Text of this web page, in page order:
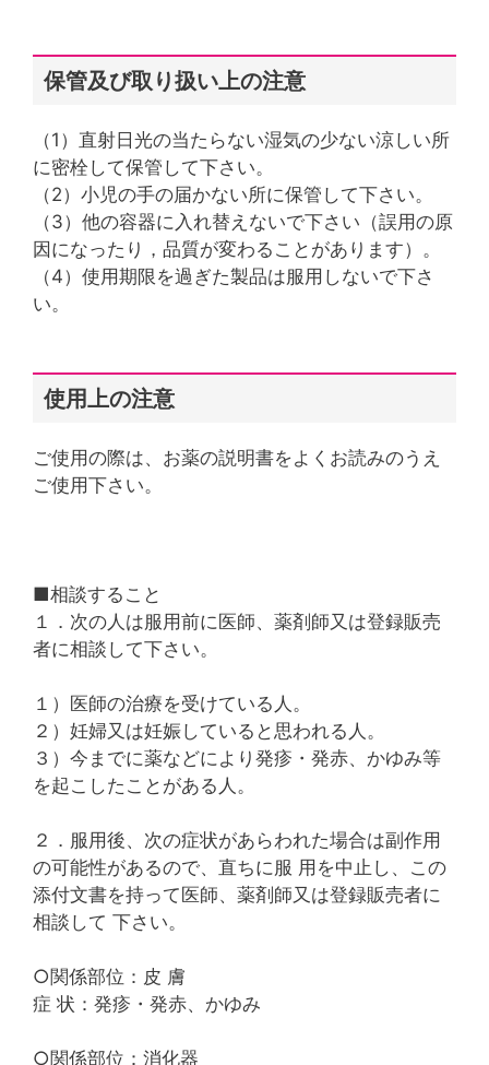
保管及び取り扱い上の注意
（1）直射日光の当たらない湿気の少ない涼しい所
に密栓して保管して下さい。
（2）小児の手の届かない所に保管して下さい。
（3）他の容器に入れ替えないで下さい（誤用の原
因になったり，品質が変わることがあります）。
（4）使用期限を過ぎた製品は服用しないで下さ
い。
使用上の注意
ご使用の際は、お薬の説明書をよくお読みのうえ
ご使用下さい。
■相談すること
１．次の人は服用前に医師、薬剤師又は登録販売
者に相談して下さい。
１）医師の治療を受けている人。
２）妊婦又は妊娠していると思われる人。
３）今までに薬などにより発疹・発赤、かゆみ等
を起こしたことがある人。
２．服用後、次の症状があらわれた場合は副作用
の可能性があるので、直ちに服 用を中止し、この
添付文書を持って医師、薬剤師又は登録販売者に
相談して 下さい。
○関係部位：皮 膚
症 状：発疹・発赤、かゆみ
○関係部位：消化器